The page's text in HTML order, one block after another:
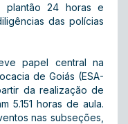
plantão 24 horas e
das polícias
papel central na
de Goiás (ESA-
da realização de
5.151 horas de aula.
nas subseções,